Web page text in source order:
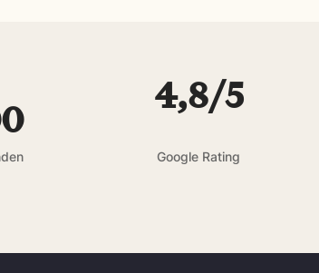
4,8/5
Google Rating